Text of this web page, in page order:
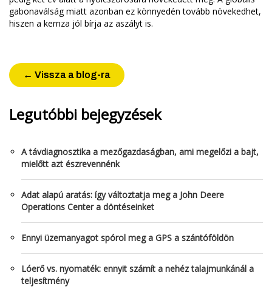
gabonaválság miatt azonban ez könnyedén tovább növekedhet,
hiszen a kernza jól bírja az aszályt is.
← Vissza a blog-ra
Legutóbbi bejegyzések
A távdiagnosztika a mezőgazdaságban, ami megelőzi a bajt,
mielőtt azt észrevennénk
Adat alapú aratás: így változtatja meg a John Deere
Operations Center a döntéseinket
Ennyi üzemanyagot spórol meg a GPS a szántóföldön
Lóerő vs. nyomaték: ennyit számít a nehéz talajmunkánál a
teljesítmény